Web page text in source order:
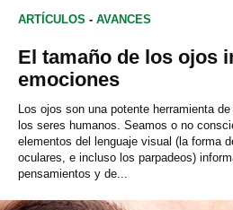
ARTÍCULOS - AVANCES
El tamaño de los ojos
emociones
Los ojos son una potente herramienta
los seres humanos. Seamos o no
elementos del lenguaje visual (la forma
oculares, e incluso los parpadeos)
pensamientos y de...